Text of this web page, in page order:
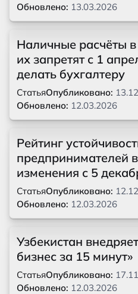
Обновлено: 13.03.2026
Наличные расчёты в
их запретят с 1
делать бухгалтеру
СтатьяОпубликовано:
Обновлено: 12.03.2026
Рейтинг
предпринимателей
изменения с 5
СтатьяОпубликовано:
Обновлено: 12.03.2026
Узбекистан
бизнес за 15 минут»
СтатьяОпубликовано:
Обновлено: 12.03.2026